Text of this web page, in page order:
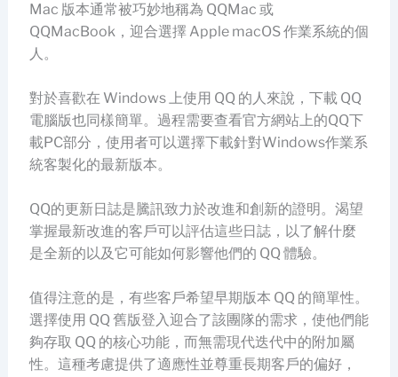
Mac 版本通常被巧妙地稱為 QQMac 或
QQMacBook，迎合選擇 Apple macOS 作業系統的個
人。
對於喜歡在 Windows 上使用 QQ 的人來說，下載 QQ
電腦版也同樣簡單。過程需要查看官方網站上的QQ下
載PC部分，使用者可以選擇下載針對Windows作業系
統客製化的最新版本。
QQ的更新日誌是騰訊致力於改進和創新的證明。渴望
掌握最新改進的客戶可以評估這些日誌，以了解什麼
是全新的以及它可能如何影響他們的 QQ 體驗。
值得注意的是，有些客戶希望早期版本 QQ 的簡單性。
選擇使用 QQ 舊版登入迎合了該團隊的需求，使他們能
夠存取 QQ 的核心功能，而無需現代迭代中的附加屬
性。這種考慮提供了適應性並尊重長期客戶的偏好，